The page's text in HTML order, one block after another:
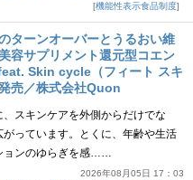
機能性表示食品制度
ターンオーバーとうるおい維
容サプリメント還元型コエン
Skin cycle（フィート スキ
売／株式会社Quon
スキンケアを外側からだけでな
っています。とくに、年齢や生活
ョンのゆらぎを感……
2026年08月05日 17：03